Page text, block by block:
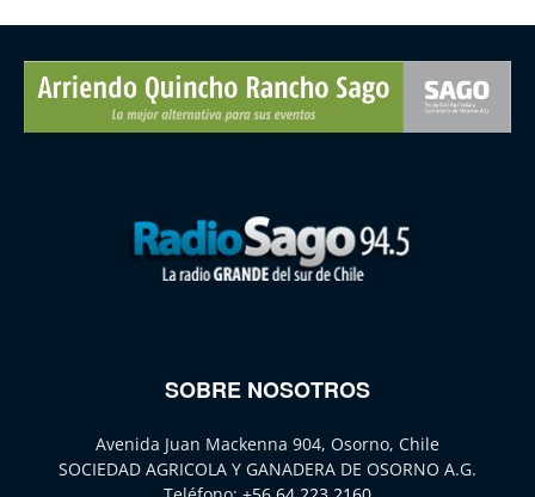
SOBRE NOSOTROS
Avenida Juan Mackenna 904, Osorno, Chile
SOCIEDAD AGRICOLA Y GANADERA DE OSORNO A.G.